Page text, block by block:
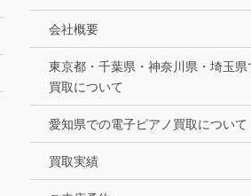
会社概要
東京都・千葉県・神奈川県・埼玉県
買取について
愛知県での電子ピアノ買取について
買取実績